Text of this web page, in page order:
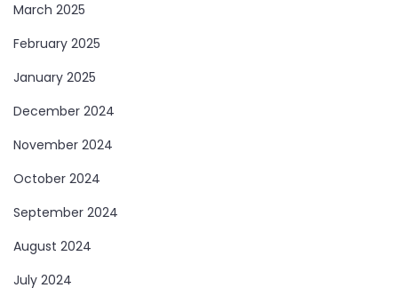
March 2025
February 2025
January 2025
December 2024
November 2024
October 2024
September 2024
August 2024
July 2024